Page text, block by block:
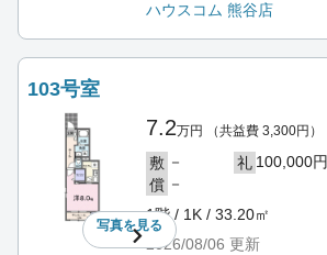
ハウスコム 熊谷店
103号室
写真を見る
7.2万円 （共益費 3,300円）
敷 － 礼 100,000円
償 －
1階 / 1K / 33.20㎡
2026/08/06 更新